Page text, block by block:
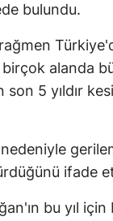
bulundu.
alanda
5 yıldır
ifade
bu yıl